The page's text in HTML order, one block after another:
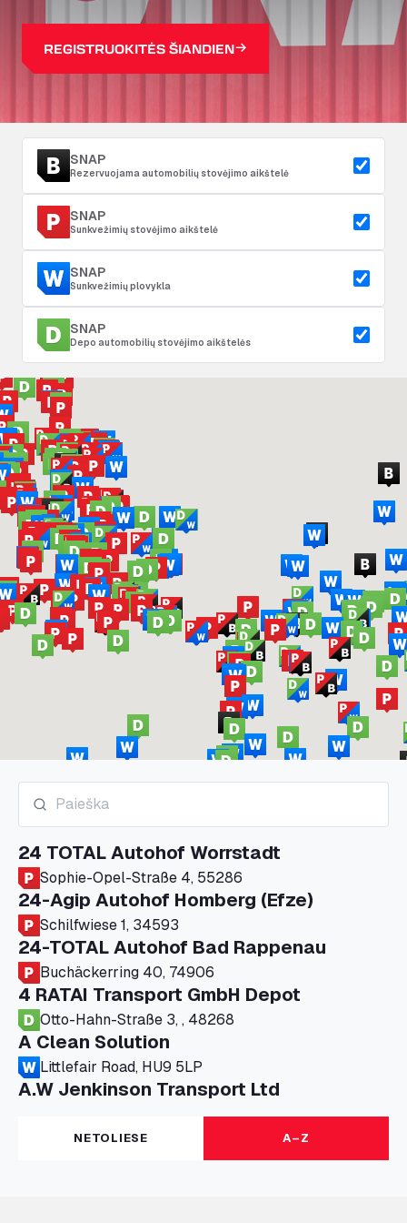
REGISTRUOKITĖS ŠIANDIEN
SNAP
Rezervuojama automobilių stovėjimo aikštelė
SNAP
Sunkvežimių stovėjimo aikštelė
SNAP
Sunkvežimių plovykla
SNAP
Depo automobilių stovėjimo aikštelės
24 TOTAL Autohof Worrstadt
Sophie-Opel-Straße 4, 55286
24-Agip Autohof Homberg (Efze)
Schilfwiese 1, 34593
24-TOTAL Autohof Bad Rappenau
Buchäckerring 40, 74906
4 RATAI Transport GmbH Depot
Otto-Hahn-Straße 3, , 48268
A Clean Solution
Littlefair Road, HU9 5LP
A.W Jenkinson Transport Ltd
Progress House, ME11 5GA
A+G Nettetal - Depot Parking
Am Panneschopp 7, 41334
NETOLIESE A–Z